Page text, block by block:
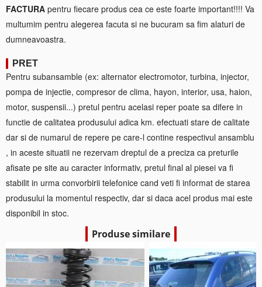
FACTURA pentru fiecare produs cea ce este foarte important!!!! Va
multumim pentru alegerea facuta si ne bucuram sa fim alaturi de
dumneavoastra.
PRET
Pentru subansamble (ex: alternator electromotor, turbina, injector,
pompa de injectie, compresor de clima, hayon, interior, usa, haion,
motor, suspensii...) pretul pentru acelasi reper poate sa difere in
functie de calitatea produsului adica km. efectuati stare de calitate
dar si de numarul de repere pe care-l contine respectivul ansamblu
, in aceste situatii ne rezervam dreptul de a preciza ca preturile
afisate pe site au caracter informativ, pretul final al piesei va fi
stabilit in urma convorbirii telefonice cand veti fi informat de starea
produsului la momentul respectiv, dar si daca acel produs mai este
disponibil in stoc.
Produse similare